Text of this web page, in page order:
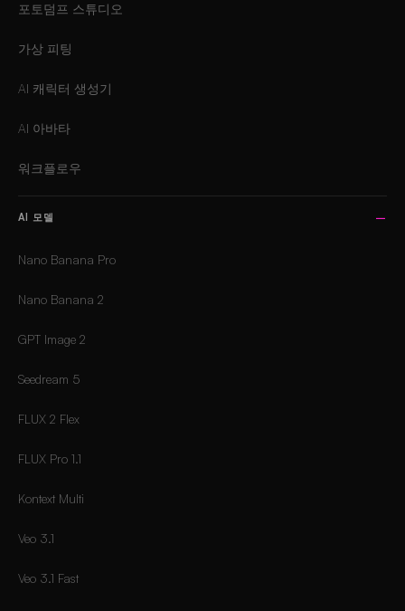
포토덤프 스튜디오
가상 피팅
AI 캐릭터 생성기
AI 아바타
워크플로우
AI 모델
Nano Banana Pro
Nano Banana 2
GPT Image 2
Seedream 5
FLUX 2 Flex
FLUX Pro 1.1
Kontext Multi
Veo 3.1
Veo 3.1 Fast